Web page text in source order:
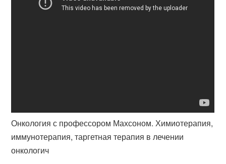
Онкология с профессором Махсоном. Химиотерапия,
иммунотерапия, таргетная терапия в лечении
онкологич